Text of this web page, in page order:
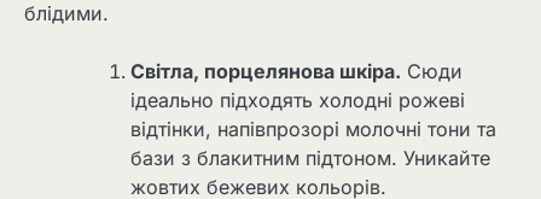
блідими.
Світла, порцелянова шкіра. Сюди
ідеально підходять холодні рожеві
відтінки, напівпрозорі молочні тони та
бази з блакитним підтоном. Уникайте
жовтих бежевих кольорів.